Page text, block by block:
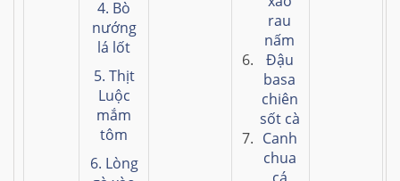
4. Bò
nướng
lá lốt
5. Thịt
Luộc
mắm
tôm
6. Lòng
rau
nấm
Đậu
basa
chiên
sốt cà
Canh
chua